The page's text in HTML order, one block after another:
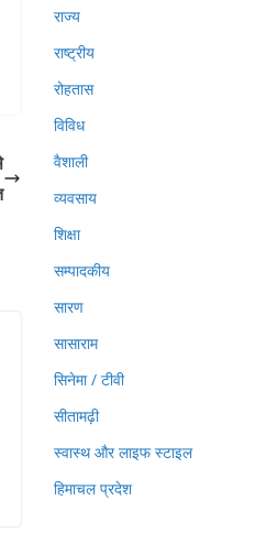
राज्य
राष्ट्रीय
रोहतास
विविध
वैशाली
व्यवसाय
शिक्षा
सम्पादकीय
सारण
सासाराम
सिनेमा / टीवी
सीतामढ़ी
स्वास्थ और लाइफ स्टाइल
हिमाचल प्रदेश